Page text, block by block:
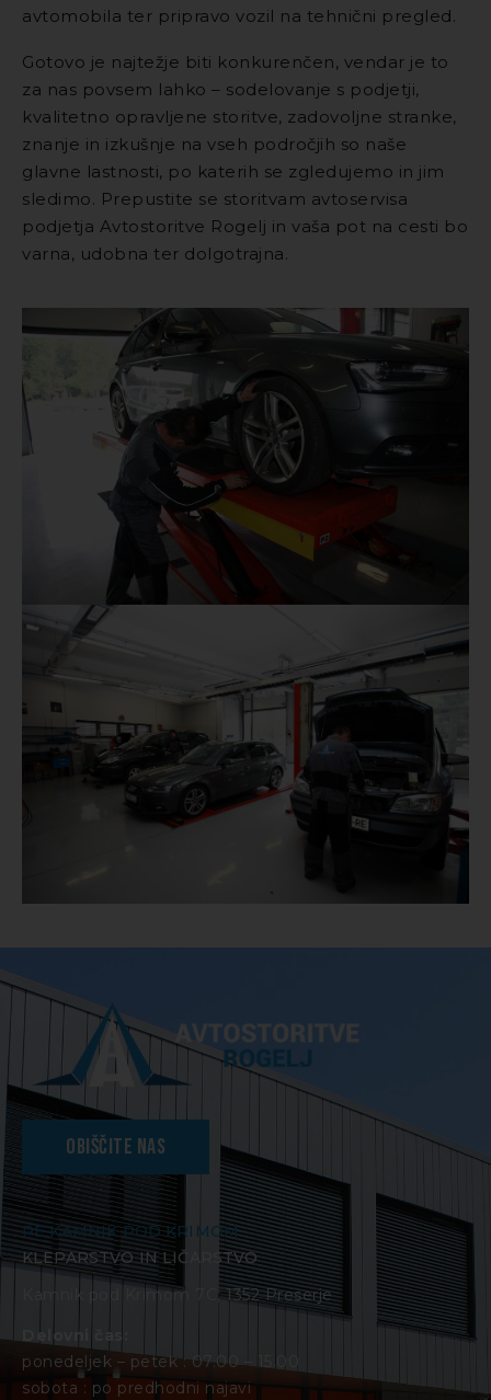
avtomobila ter pripravo vozil na tehnični pregled.
Gotovo je najtežje biti konkurenčen, vendar je to
za nas povsem lahko – sodelovanje s podjetji,
kvalitetno opravljene storitve, zadovoljne stranke,
znanje in izkušnje na vseh področjih so naše
glavne lastnosti, po katerih se zgledujemo in jim
sledimo. Prepustite se storitvam avtoservisa
podjetja Avtostoritve Rogelj in vaša pot na cesti bo
varna, udobna ter dolgotrajna.
Obiščite nas
PE KAMNIK POD KRIMOM
KLEPARSTVO IN LIČARSTVO
Kamnik pod Krimom 7C, 1352 Preserje
Delovni čas:
ponedeljek – petek : 07.00 – 15.00
sobota : po predhodni najavi